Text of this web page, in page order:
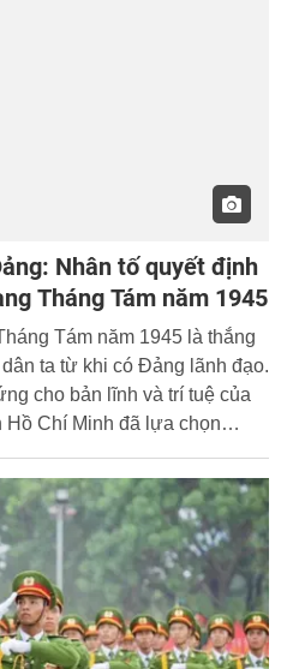
Nhân tố quyết định
Tháng Tám năm 1945
Tám năm 1945 là thắng
ta từ khi có Đảng lãnh đạo.
cho bản lĩnh và trí tuệ của
Chí Minh đã lựa chọn